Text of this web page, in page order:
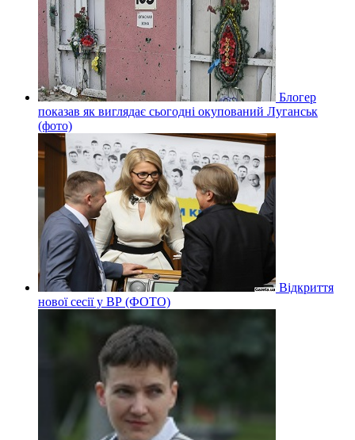
Блогер
показав як виглядає сьогодні окупований Луганськ
(фото)
Відкриття
нової сесії у ВР (ФОТО)